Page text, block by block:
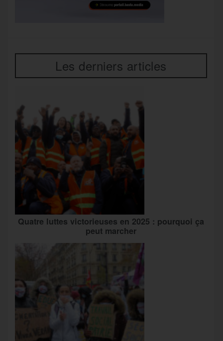
Les derniers articles
Quatre luttes victorieuses en 2025 : pourquoi ça
peut marcher